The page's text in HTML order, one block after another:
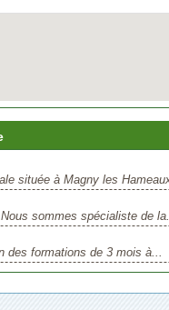
située à Magny les
sommes spécialiste de
des formations de 3 mois à...